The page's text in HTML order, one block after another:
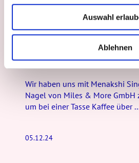
Auswahl
Ablehnen
Auf einen Kaffee mit
Wir haben uns mit Menakshi
Nagel von Miles & More GmbH
um bei einer Tasse Kaffee über
05.12.24